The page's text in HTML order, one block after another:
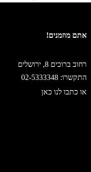
אתם מוזמנים!
רחוב ברוכים 8, ירושלים
התקשרו: 02-5333348
או כתבו לנו כאן